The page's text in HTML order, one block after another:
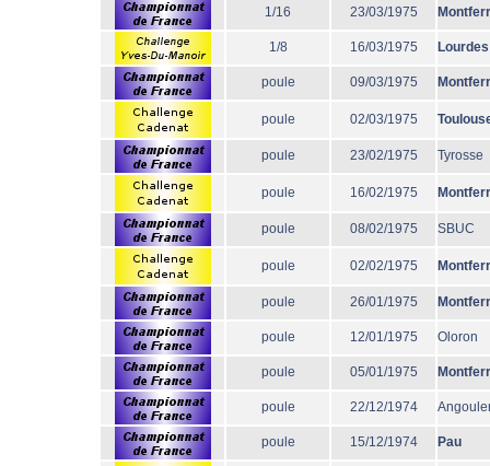
1/16 23/03/1975
1/8 16/03/1975 Lourdes
poule 09/03/1975
poule 02/03/1975
poule 23/02/1975 Tyrosse
poule 16/02/1975
poule 08/02/1975 SBUC
poule 02/02/1975
poule 26/01/1975
poule 12/01/1975 Oloron
poule 05/01/1975
poule 22/12/1974
poule 15/12/1974 Pau